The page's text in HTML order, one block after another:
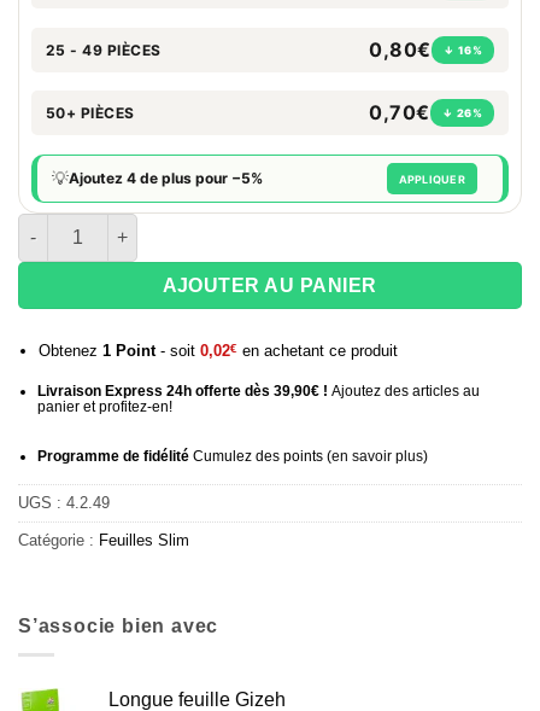
25 - 49 PIÈCES 0,80€ ↓ 16%
50+ PIÈCES 0,70€ ↓ 26%
💡Ajoutez 4 de plus pour −5% APPLIQUER
quantité de Gizeh Pure Extra Fine
AJOUTER AU PANIER
Obtenez 1Point- soit 0,02€ en achetant ce produit
Livraison Express 24h offerte dès 39,90€ ! Ajoutez des articles au
panier et profitez-en!
Programme de fidélitéCumulez des points (en savoir plus)
UGS : 4.2.49
Catégorie : Feuilles Slim
S’associe bien avec
Longue feuille Gizeh